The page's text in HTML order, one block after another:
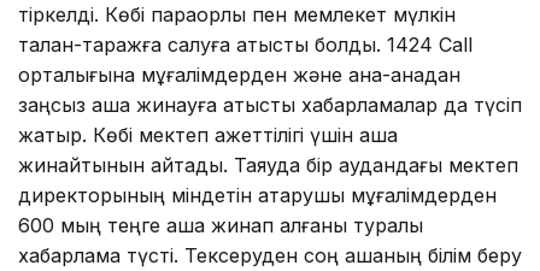
тіркелді. Көбі парақорлық пен мемлекет мүлкін
талан-таражға салуға қатысты болды. 1424 Call
орталығына мұғалімдерден және ана-анадан
заңсыз ақша жинауға қатысты хабарламалар да түсіп
жатыр. Көбі мектеп қажеттілігі үшін ақша
жинайтынын айтады. Таяуда бір аудандағы мектеп
директорының міндетін атқарушы мұғалімдерден
600 мың теңге ақша жинап алғаны туралы
хабарлама түсті. Тексеруден соң ақшаның білім беру